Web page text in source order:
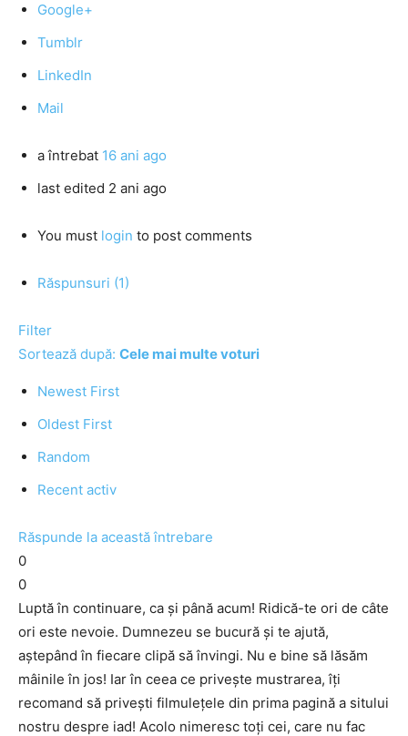
Google+
Tumblr
LinkedIn
Mail
a întrebat 16 ani ago
last edited 2 ani ago
You must login to post comments
Răspunsuri (1)
Filter
Sortează după: Cele mai multe voturi
Newest First
Oldest First
Random
Recent activ
Răspunde la această întrebare
0
0
Luptă în continuare, ca şi până acum! Ridică-te ori de câte
ori este nevoie. Dumnezeu se bucură şi te ajută,
aştepând în fiecare clipă să învingi. Nu e bine să lăsăm
mâinile în jos! Iar în ceea ce priveşte mustrarea, îţi
recomand să priveşti filmuleţele din prima pagină a sitului
nostru despre iad! Acolo nimeresc toţi cei, care nu fac